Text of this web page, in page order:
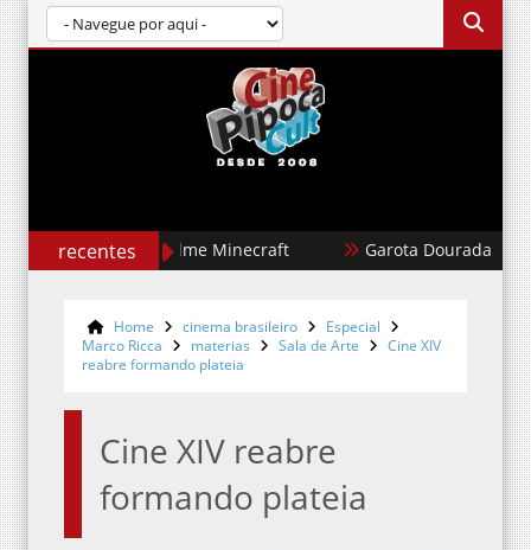
recentesUm Filme Minecraft Garota Dourada
Home cinema brasileiro
Especial
Marco Ricca
materias Sala de Arte
Cine XIV
reabre formando plateia
Cine XIV reabre
formando plateia